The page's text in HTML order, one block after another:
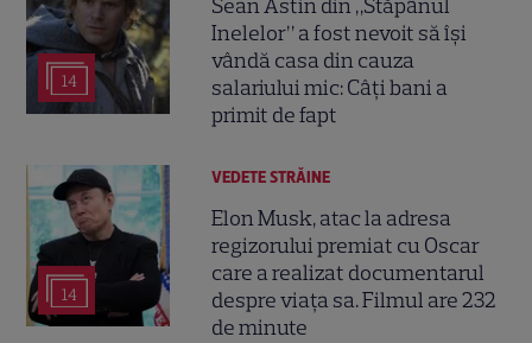
14
Sean Astin din „Stăpânul
Inelelor” a fost nevoit să își
vândă casa din cauza
salariului mic: Câți bani a
primit de fapt
14
VEDETE STRĂINE
Elon Musk, atac la adresa
regizorului premiat cu Oscar
care a realizat documentarul
despre viața sa. Filmul are 232
de minute